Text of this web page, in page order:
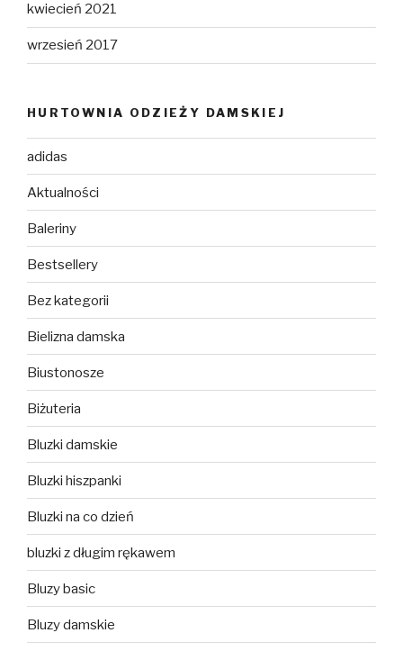
kwiecień 2021
wrzesień 2017
HURTOWNIA ODZIEŻY DAMSKIEJ
adidas
Aktualności
Baleriny
Bestsellery
Bez kategorii
Bielizna damska
Biustonosze
Biżuteria
Bluzki damskie
Bluzki hiszpanki
Bluzki na co dzień
bluzki z długim rękawem
Bluzy basic
Bluzy damskie